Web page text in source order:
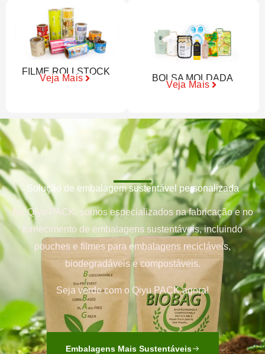
FILME ROLLSTOCK
Veja Mais BOLSA MOLDADA
Veja Mais
Solução de embalagem sustentável personalizada
Na Qiyu PACK, somos especializados na fabricação e no
fornecimento de embalagens sustentáveis, incluindo
pouches e filmes para embalagens recicláveis,
biodegradáveis e compostáveis.
Seja verde com o Qiyu PACK agora!
Embalagens Mais Sustentáveis